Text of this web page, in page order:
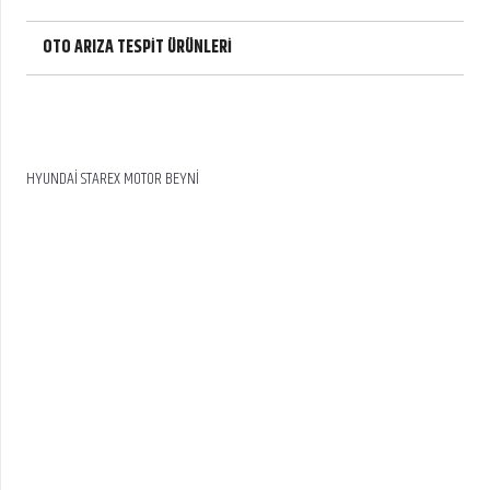
OTO ARIZA TESPİT ÜRÜNLERİ
HYUNDAİ STAREX MOTOR BEYNİ